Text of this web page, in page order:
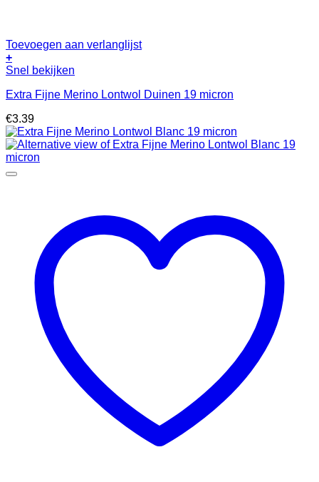
Toevoegen aan verlanglijst
+
Snel bekijken
Extra Fijne Merino Lontwol Duinen 19 micron
€3.39